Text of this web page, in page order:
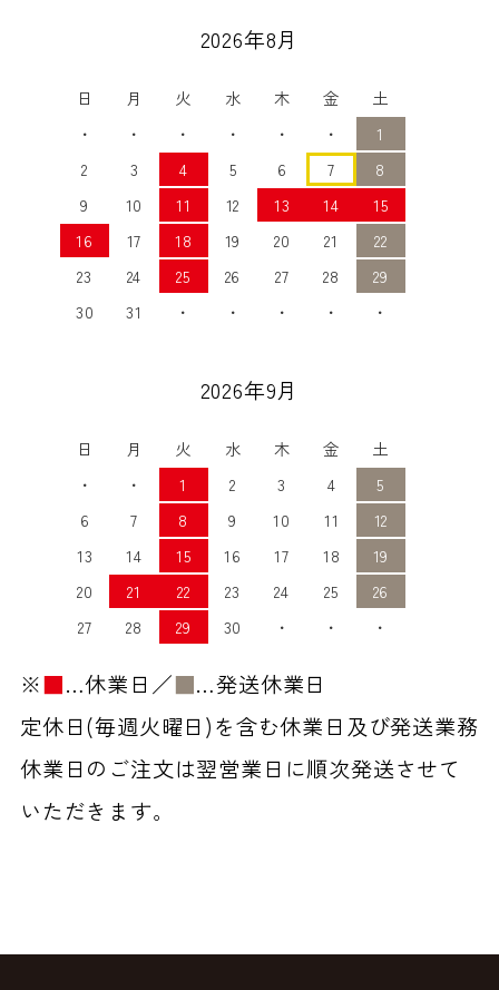
2026年8月
日 月 火 水 木 金
土
・
・ ・ ・ ・ ・
1
2
3 4 5 6 7
8
9
10 11 12 13 14
15
16
17 18 19 20 21
22
23
24 25 26 27 28
29
30
31 ・ ・ ・ ・ ・
2026年9月
日 月 火 水 木 金
土
・
・ 1 2 3 4
5
6
7 8 9 10 11
12
13
14 15 16 17 18
19
20
21 22 23 24 25
26
27
28 29 30 ・ ・ ・
※■…休業日／■…発送休業日
定休日(毎週火曜日)を含む休業日及び発送業務
休業日のご注文は翌営業日に順次発送させて
いただきます。